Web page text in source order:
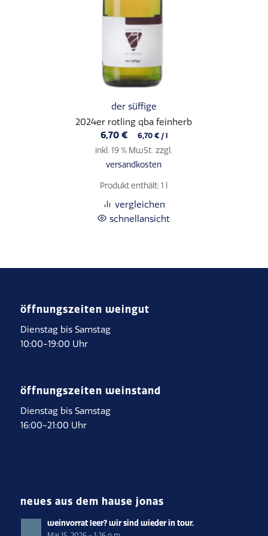
der süffige
2024er rotling qba feinherb
6,70 € 6,70 €/
inkl. 19 % MwSt. zzgl.
versandkosten
Produkt enthält: 1
vergleichen
schnellansicht
öffnungszeiten weingut
Dienstag bis Samstag
10:00-19:00 Uhr
öffnungszeiten weinstand
Dienstag bis Samstag
16:00-21:00 Uhr
neues aus dem hause jonas
weinvorrat leer? wir sind wieder in tour.